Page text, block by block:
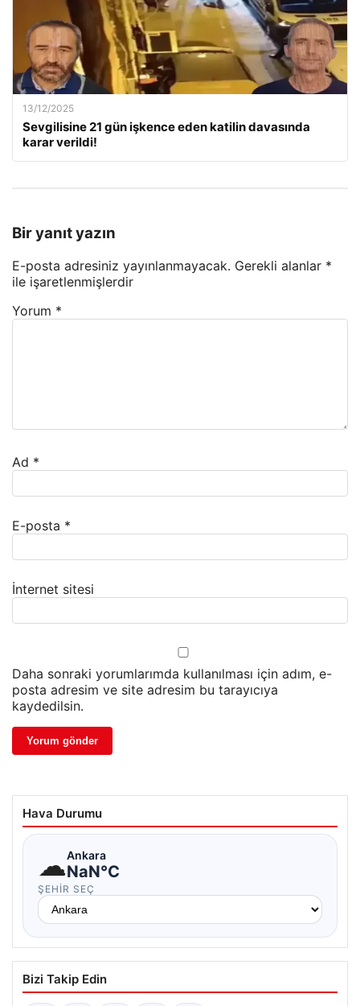
13/12/2025
Sevgilisine 21 gün işkence eden katilin davasında
karar verildi!
Bir yanıt yazın
E-posta adresiniz yayınlanmayacak. Gerekli alanlar *
ile işaretlenmişlerdir
Yorum *
Ad *
E-posta *
İnternet sitesi
Daha sonraki yorumlarımda kullanılması için adım, e-
posta adresim ve site adresim bu tarayıcıya
kaydedilsin.
Hava Durumu
☁Ankara
NaN°C
ŞEHIR SEÇ
Bizi Takip Edin